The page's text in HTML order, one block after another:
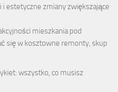
estetyczne zmiany zwiększające
mieszkania pod
się w kosztowne remonty, skup
wszystko, co musisz